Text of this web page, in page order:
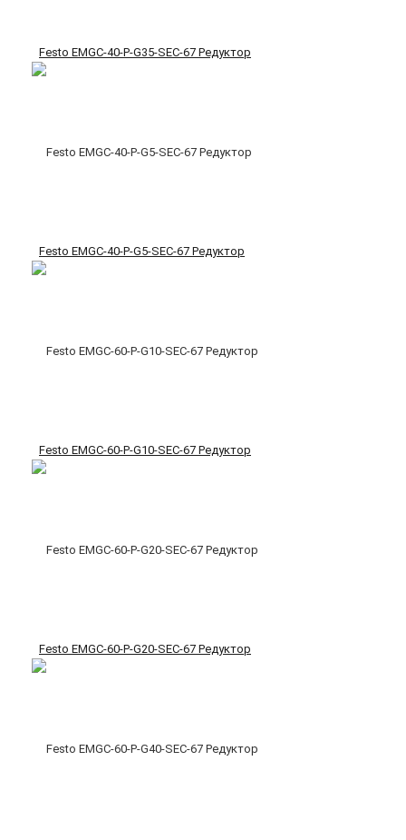
Festo EMGC-40-P-G35-SEC-67 Редуктор
Festo EMGC-40-P-G5-SEC-67 Редуктор
Festo EMGC-60-P-G10-SEC-67 Редуктор
Festo EMGC-60-P-G20-SEC-67 Редуктор